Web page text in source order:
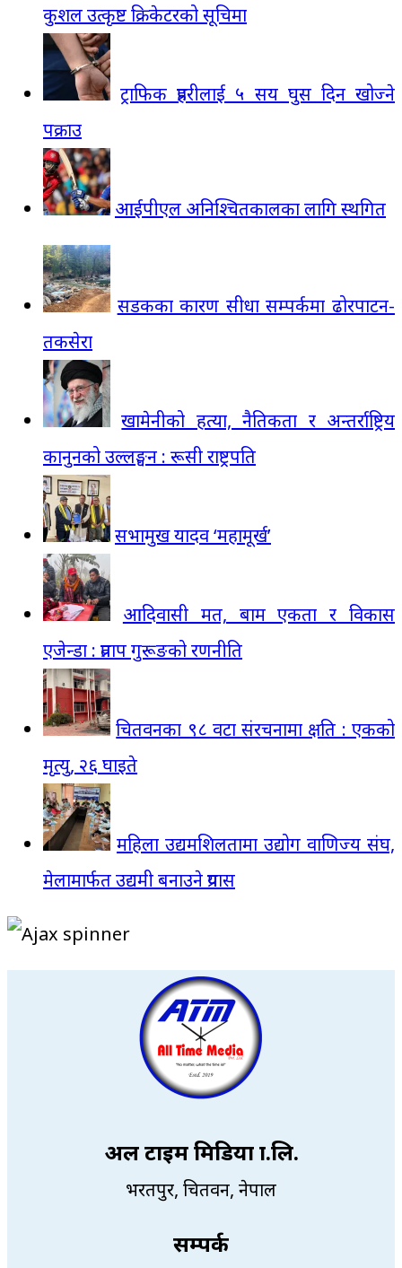
कुशल उत्कृष्ट क्रिकेटरको सूचिमा
ट्राफिक प्रहरीलाई ५ सय घुस दिन खोज्ने
पक्राउ
आईपीएल अनिश्चितकालका लागि स्थगित
सडकका कारण सीधा सम्पर्कमा ढोरपाटन-
तकसेरा
खामेनीको हत्या, नैतिकता र अन्तर्राष्ट्रिय
कानुनको उल्लङ्घन : रूसी राष्ट्रपति
सभामुख यादव ‘महामूर्ख’
आदिवासी मत, बाम एकता र विकास
एजेन्डा : प्रताप गुरूङको रणनीति
चितवनका ९८ वटा संरचनामा क्षति : एकको
मृत्यु, २६ घाइते
महिला उद्यमशिलतामा उद्योग वाणिज्य संघ,
मेलामार्फत उद्यमी बनाउने प्रयास
अल टाइम मिडिया प्रा.लि.
भरतपुर, चितवन, नेपाल
सम्पर्क